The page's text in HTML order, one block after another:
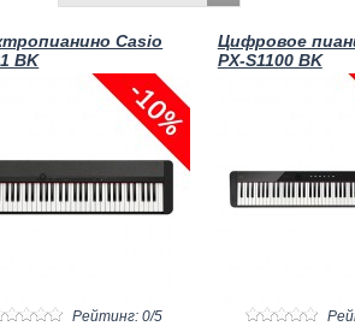
Casio
BK
Рейтинг: 0/5
Цифровое
PX-S1100 BK